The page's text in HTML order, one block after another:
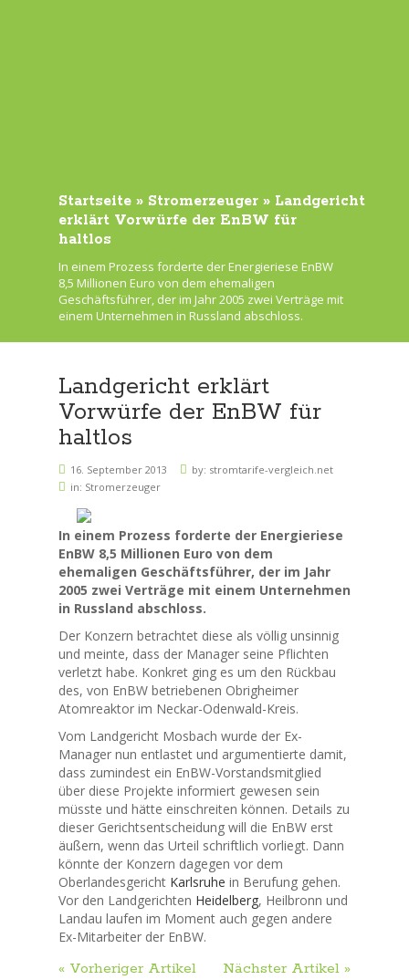
Startseite » Stromerzeuger » Landgericht
erklärt Vorwürfe der EnBW für
haltlos
In einem Prozess forderte der Energieriese EnBW
8,5 Millionen Euro von dem ehemaligen
Geschäftsführer, der im Jahr 2005 zwei Verträge mit
einem Unternehmen in Russland abschloss.
Landgericht erklärt
Vorwürfe der EnBW für
haltlos
16. September 2013 by: stromtarife-vergleich.net
in: Stromerzeuger
In einem Prozess forderte der Energieriese
EnBW 8,5 Millionen Euro von dem
ehemaligen Geschäftsführer, der im Jahr
2005 zwei Verträge mit einem Unternehmen
in Russland abschloss.
Der Konzern betrachtet diese als völlig unsinnig
und meinte, dass der Manager seine Pflichten
verletzt habe. Konkret ging es um den Rückbau
des, von EnBW betriebenen Obrigheimer
Atomreaktor im Neckar-Odenwald-Kreis.
Vom Landgericht Mosbach wurde der Ex-
Manager nun entlastet und argumentierte damit,
dass zumindest ein EnBW-Vorstandsmitglied
über diese Projekte informiert gewesen sein
müsste und hätte einschreiten können. Details zu
dieser Gerichtsentscheidung will die EnBW erst
äußern, wenn das Urteil schriftlich vorliegt. Dann
könnte der Konzern dagegen vor dem
Oberlandesgericht Karlsruhe in Berufung gehen.
Vor den Landgerichten Heidelberg, Heilbronn und
Landau laufen im Moment auch gegen andere
Ex-Mitarbeiter der EnBW.
« Vorheriger Artikel Nächster Artikel »